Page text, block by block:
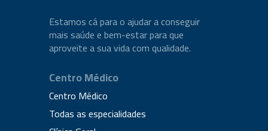
Estamos cá para o ajudar a conseguir
mais saúde e bem-estar para que
aproveite a sua vida com qualidade.
Centro Médico
Centro Médico
Todas as especialidades